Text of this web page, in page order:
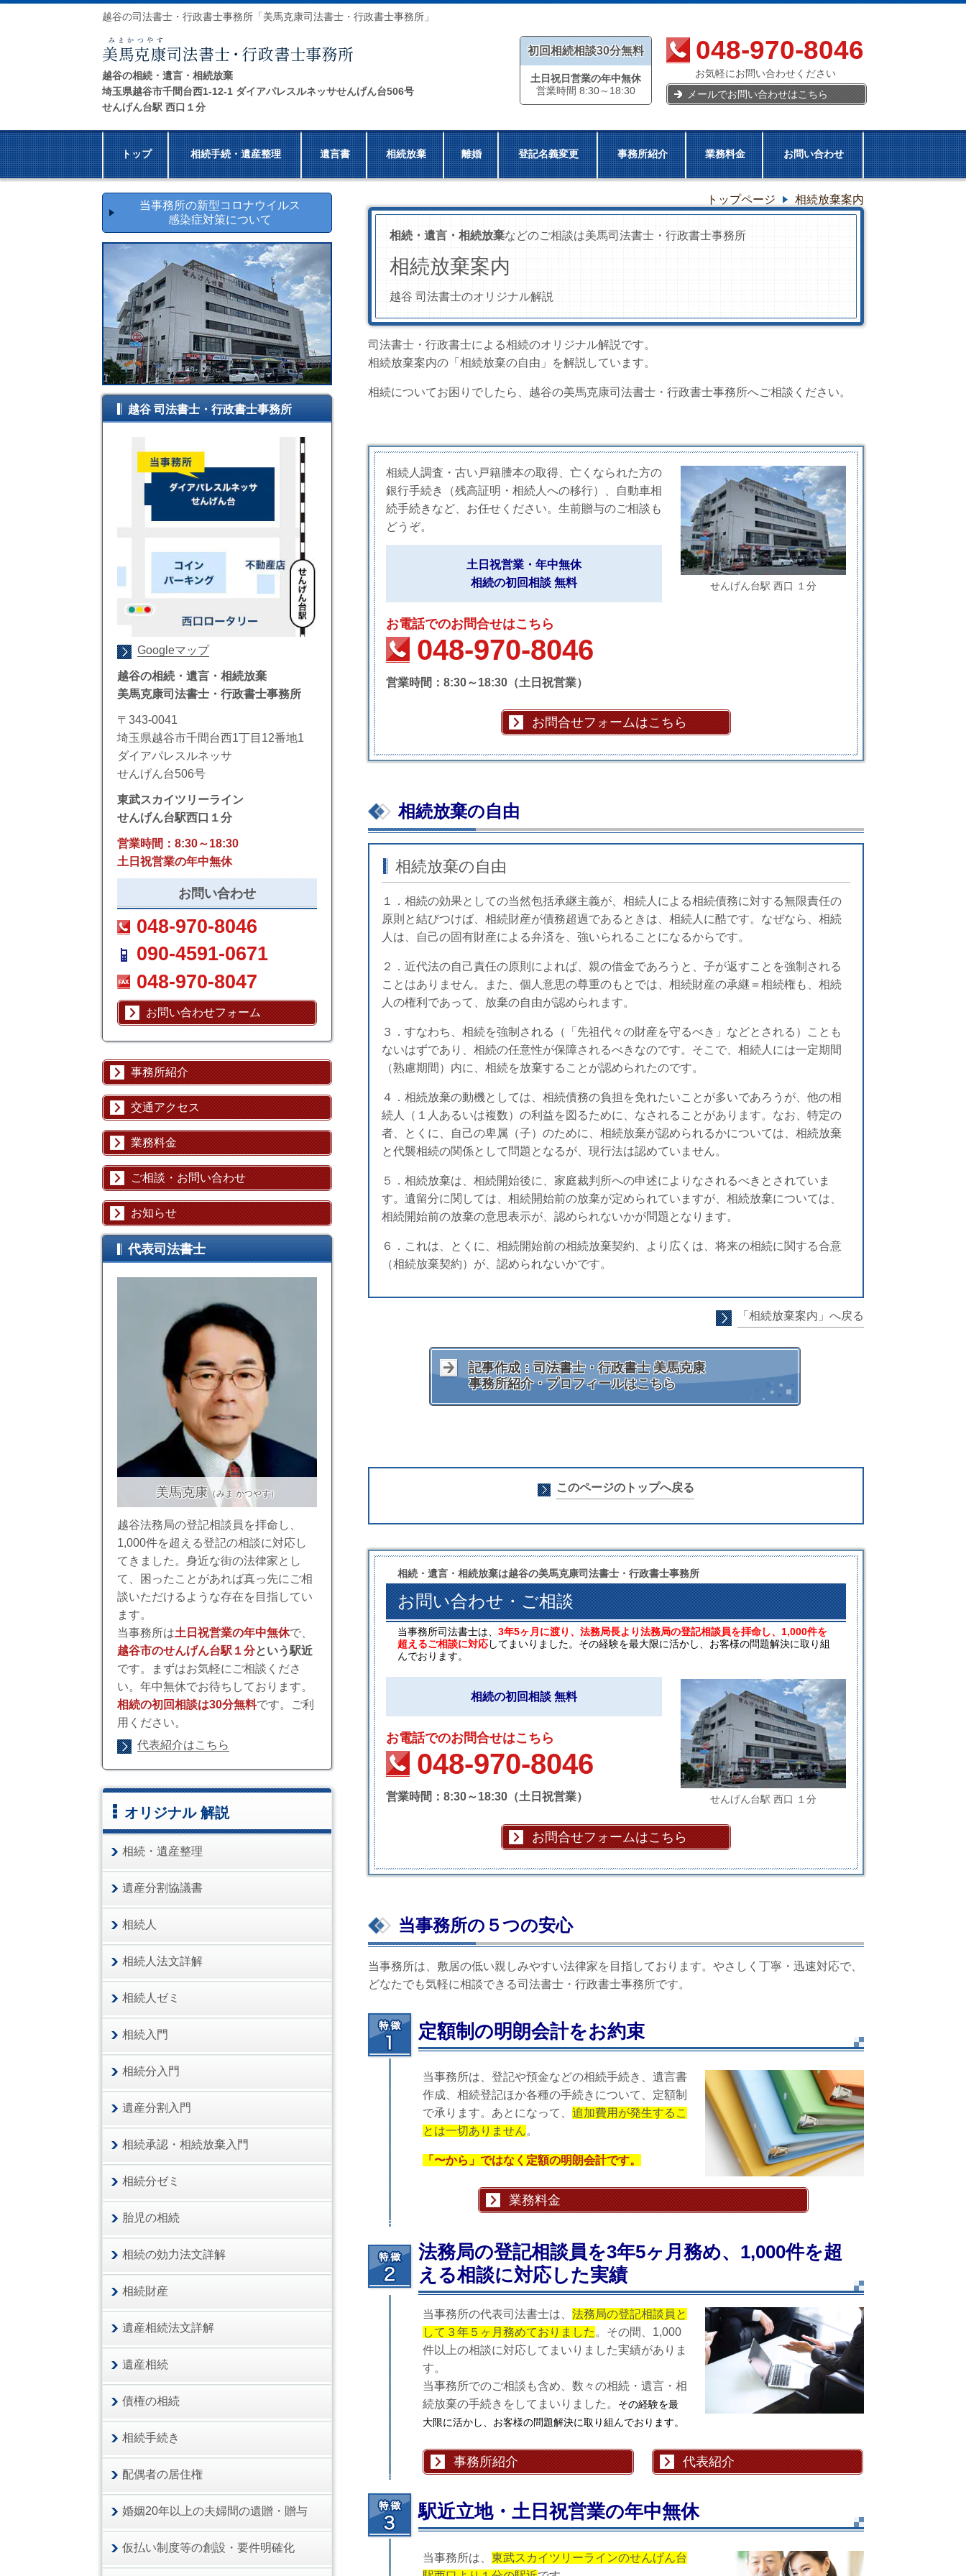
越谷の司法書士・行政書士事務所「美馬克康司法書士・行政書士事務所」
越谷の相続・遺言・相続放棄
埼玉県越谷市千間台西1-12-1 ダイアパレスルネッサせんげん台506号
せんげん台駅 西口１分
初回相続相談30分無料
土日祝日営業の年中無休
営業時間 8:30～18:30
048-970-8046
お気軽にお問い合わせください
メールでお問い合わせはこちら
トップ 相続手続・遺産整理 遺言書 相続放棄 離婚 登記名義変更 事務所紹介 業務料金 お問い合わせ
トップページ 相続放棄案内
相続・遺言・相続放棄などのご相談は美馬司法書士・行政書士事務所
相続放棄案内
越谷 司法書士のオリジナル解説
司法書士・行政書士による相続のオリジナル解説です。
相続放棄案内の「相続放棄の自由」を解説しています。
相続についてお困りでしたら、越谷の美馬克康司法書士・行政書士事務所へご相談ください。
せんげん台駅 西口 １分
相続人調査・古い戸籍謄本の取得、亡くなられた方の
銀行手続き（残高証明・相続人への移行）、自動車相
続手続きなど、お任せください。生前贈与のご相談も
どうぞ。
土日祝営業・年中無休
相続の初回相談 無料
お電話でのお問合せはこちら
048-970-8046
営業時間：8:30～18:30（土日祝営業）
お問合せフォームはこちら
相続放棄の自由
相続放棄の自由
１．相続の効果としての当然包括承継主義が、相続人による相続債務に対する無限責任の
原則と結びつけば、相続財産が債務超過であるときは、相続人に酷です。なぜなら、相続
人は、自己の固有財産による弁済を、強いられることになるからです。
２．近代法の自己責任の原則によれば、親の借金であろうと、子が返すことを強制される
ことはありません。また、個人意思の尊重のもとでは、相続財産の承継＝相続権も、相続
人の権利であって、放棄の自由が認められます。
３．すなわち、相続を強制される（「先祖代々の財産を守るべき」などとされる）ことも
ないはずであり、相続の任意性が保障されるべきなのです。そこで、相続人には一定期間
（熟慮期間）内に、相続を放棄することが認められたのです。
４．相続放棄の動機としては、相続債務の負担を免れたいことが多いであろうが、他の相
続人（１人あるいは複数）の利益を図るために、なされることがあります。なお、特定の
者、とくに、自己の卑属（子）のために、相続放棄が認められるかについては、相続放棄
と代襲相続の関係として問題となるが、現行法は認めていません。
５．相続放棄は、相続開始後に、家庭裁判所への申述によりなされるべきとされていま
す。遺留分に関しては、相続開始前の放棄が定められていますが、相続放棄については、
相続開始前の放棄の意思表示が、認められないかが問題となります。
６．これは、とくに、相続開始前の相続放棄契約、より広くは、将来の相続に関する合意
（相続放棄契約）が、認められないかです。
「相続放棄案内」へ戻る
記事作成：司法書士・行政書士 美馬克康
事務所紹介・プロフィールはこちら
このページのトップへ戻る
相続・遺言・相続放棄は越谷の美馬克康司法書士・行政書士事務所
お問い合わせ・ご相談
当事務所司法書士は、 3年5ヶ月に渡り、法務局長より法務局の登記相談員を拝命し、1,000件を
超えるご相談に対応してまいりました。その経験を最大限に活かし、お客様の問題解決に取り組
んでおります。
せんげん台駅 西口 １分
相続の初回相談 無料
お電話でのお問合せはこちら
048-970-8046
営業時間：8:30～18:30（土日祝営業）
お問合せフォームはこちら
当事務所の５つの安心
当事務所は、敷居の低い親しみやすい法律家を目指しております。やさしく丁寧・迅速対応で、
どなたでも気軽に相談できる司法書士・行政書士事務所です。
定額制の明朗会計をお約束
当事務所は、登記や預金などの相続手続き、遺言書
作成、相続登記ほか各種の手続きについて、定額制
で承ります。あとになって、 追加費用が発生するこ
とは一切ありません。
「〜から」ではなく定額の明朗会計です。
業務料金
法務局の登記相談員を3年5ヶ月務め、1,000件を超
える相談に対応した実績
当事務所の代表司法書士は、 法務局の登記相談員と
して３年５ヶ月務めておりました 。その間、1,000
件以上の相談に対応してまいりました実績がありま
す。
当事務所でのご相談も含め、数々の相続・遺言・相
続放棄の手続きをしてまいりました。 その経験を最
大限に活かし、お客様の問題解決に取り組んでおります。
事務所紹介 代表紹介
駅近立地・土日祝営業の年中無休
当事務所は、 東武スカイツリーラインのせんげん台
当事務所の新型コロナウイルス
感染症対策について
越谷 司法書士・行政書士事務所
Googleマップ
越谷の相続・遺言・相続放棄
美馬克康司法書士・行政書士事務所
〒343-0041
埼玉県越谷市千間台西1丁目12番地1
ダイアパレスルネッサ
せんげん台506号
東武スカイツリーライン
せんげん台駅西口１分
営業時間：8:30～18:30
土日祝営業の年中無休
お問い合わせ
048-970-8046
090-4591-0671
048-970-8047
お問い合わせフォーム
事務所紹介
交通アクセス
業務料金
ご相談・お問い合わせ
お知らせ
代表司法書士
美馬克康（みま かつやす）
越谷法務局の登記相談員を拝命し、
1,000件を超える登記の相談に対応し
てきました。身近な街の法律家とし
て、困ったことがあれば真っ先にご相
談いただけるような存在を目指してい
ます。
当事務所は土日祝営業の年中無休で、
越谷市のせんげん台駅１分という駅近
です。まずはお気軽にご相談くださ
い。年中無休でお待ちしております。
相続の初回相談は30分無料です。ご利
用ください。
代表紹介はこちら
オリジナル 解説
相続・遺産整理
遺産分割協議書
相続人
相続人法文詳解
相続人ゼミ
相続入門
相続分入門
遺産分割入門
相続承認・相続放棄入門
相続分ゼミ
胎児の相続
相続の効力法文詳解
相続財産
遺産相続法文詳解
遺産相続
債権の相続
相続手続き
配偶者の居住権
婚姻20年以上の夫婦間の遺贈・贈与
仮払い制度等の創設・要件明確化